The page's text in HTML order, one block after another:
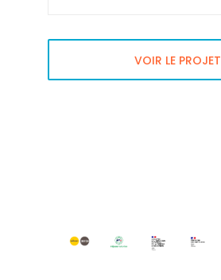
VOIR LE PROJET